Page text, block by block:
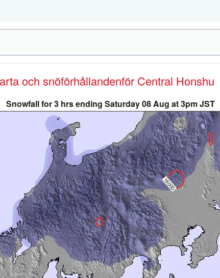
och snöförhållandenför Central Honshu
Snowfall for 3 hrs ending Saturday 08 Aug at 3pm JST